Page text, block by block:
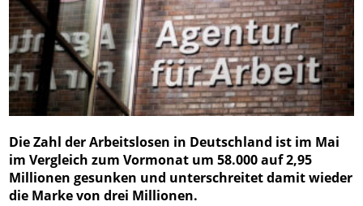
Die Zahl der Arbeitslosen in Deutschland ist im Mai
im Vergleich zum Vormonat um 58.000 auf 2,95
Millionen gesunken und unterschreitet damit wieder
die Marke von drei Millionen.